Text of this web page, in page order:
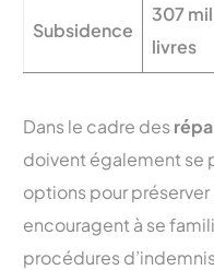
Subsidence
307
livres
Dans le cadre des
doivent également se
options pour
encouragent à se
procédures